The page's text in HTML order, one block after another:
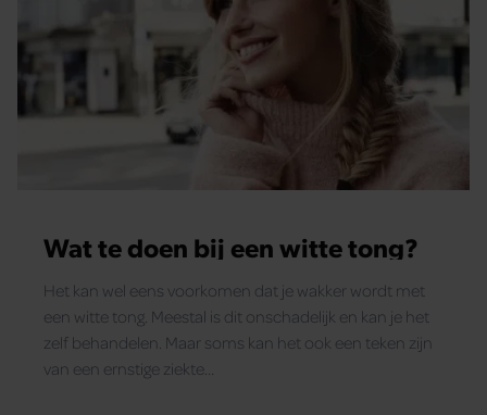
Wat te doen bij een witte tong?
Het kan wel eens voorkomen dat je wakker wordt met
een witte tong. Meestal is dit onschadelijk en kan je het
zelf behandelen. Maar soms kan het ook een teken zijn
van een ernstige ziekte…